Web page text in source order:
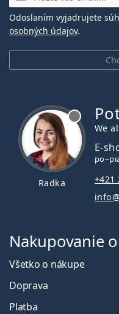
Odoslaním vyjadrujete
osobných údajov.
Radka
We
E-
+421
Nakupovanie
Všetko o nákupe
Doprava
Platba